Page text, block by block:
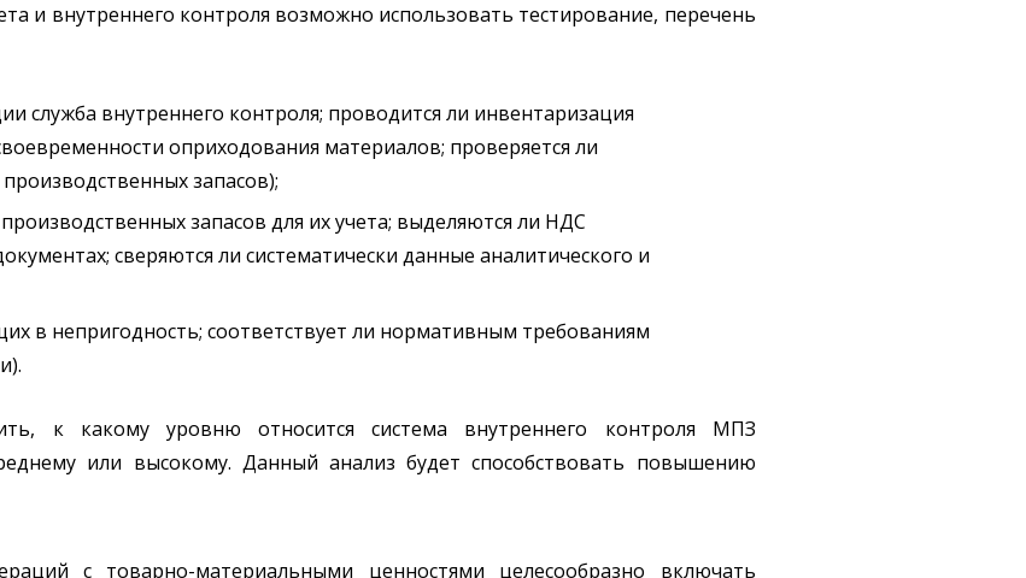
и внутреннего контроля возможно использовать тестирование, перечень
служба внутреннего контроля; проводится ли инвентаризация
оприходования материалов; проверяется ли
запасов);
запасов для их учета; выделяются ли НДС
сверяются ли систематически данные аналитического и
в непригодность; соответствует ли нормативным требованиям
к какому уровню относится система внутреннего контроля МПЗ
или высокому. Данный анализ будет способствовать повышению
с товарно-материальными ценностями целесообразно включать